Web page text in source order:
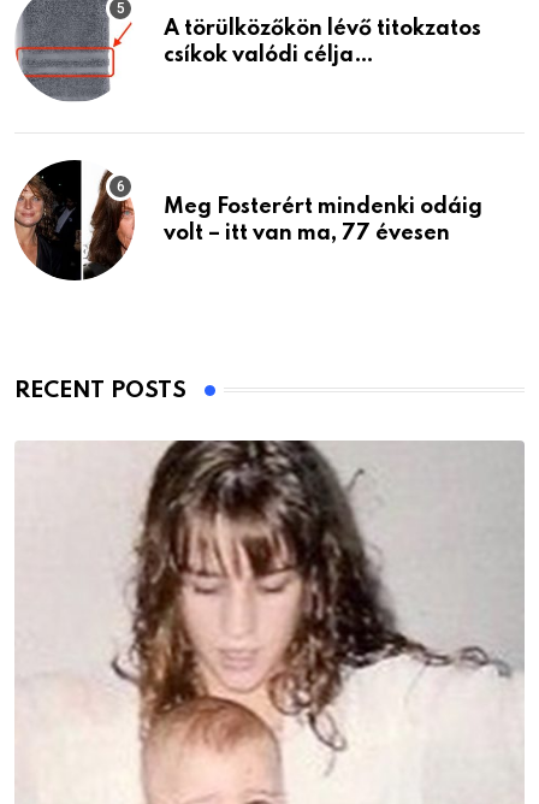
A törülközőkön lévő titokzatos
csíkok valódi célja…
Meg Fosterért mindenki odáig
volt – itt van ma, 77 évesen
RECENT POSTS